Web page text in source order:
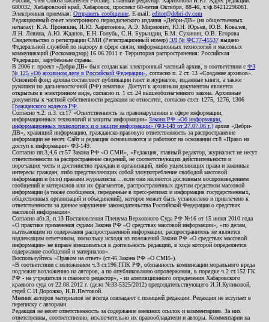
680032, Хабаровский край, Хабаровск, проспект 60-летия Октября, 88-46, т./ф.84212296081.
Электронная приемная: Отправить сообщение . E-mail: editor@debri-dv.com
Редакционный совет электронного периодического издания «Дебри-ДВ» (на общественных
началах): К.А. Пронякин, И.Ю. Харитонова, А.Э. Мирмович, Ю.Н. Юрьев, Ю.В. Ковалев,
Л.Н. Левина, А.Ю. Жданов, Е.Н. Голубь, С.Н. Бурындин, Б.М. Сухинин, О.В. Егорова
Свидетельство о регистрации СМИ (Регистрационный номер) ЭЛ № ФС77-45537 выдано
Федеральной службой по надзору в сфере связи, информационных технологий и массовых
коммуникаций (Роскомнадзор) 16.06.2011 г. Территория распространения: Российская
Федерация, зарубежные страны.
В 2006 г. проект «Дебри-ДВ» был создан как электронный частный архив, в соответствии с ФЗ
№ 125 «Об архивном деле в Российской Федерации» , согласно п. 2 ст. 13 «Создание архивов».
Основной фонд архива составляют публикации газет и журналов, изданные книги, а также
рукописи по дальневосточной (РФ) тематике. Доступ к архивным документам является
открытым в электронном виде, согласно п. 1 ст. 24 вышеобозначенного закона. Архивные
документы к частной собственности редакции не относятся, согласно ст.ст. 1275, 1276, 1306
Гражданского кодекса РФ
Согласно ч.2. п.3. ст.17 «Ответственность за правонарушения в сфере информации,
информационных технологий и защиты информации» Закона РФ «Об информации,
информационных технологиях и о защите информации» (ФЗ-149 от 27.07.06 г.) архив «Дебри-
ДВ», хранящий информацию, гражданско-правовую ответственность за распространение
информации не несет. Сайт и редакция основываются и работают на основании ст.8 «Право на
доступ к информации» ФЗ-149.
Согласно пп.3,4,6 ст.57 Закона РФ «О СМИ», «Редакция, главный редактор, журналист не несут
ответственности за распространение сведений, не соответствующих действительности и
порочащих честь и достоинство граждан и организаций, либо ущемляющих права и законные
интересы граждан, либо представляющих собой злоупотребление свободой массовой
информации и (или) правами журналиста: ...если они являются дословным воспроизведением
сообщений и материалов или их фрагментов, распространенных другим средством массовой
информации (а также сообщения, переданные в пресс-релизах и информация государственных,
общественных организаций и объединений), которое может быть установлено и привлечено к
ответственности за данное нарушение законодательства Российской Федерации о средствах
массовой информации».
Согласно абз.3, п.13 Постановления Пленума Верховного Суда РФ №16 от 15 июня 2010 года
«О практике применения судами Закона РФ «О средствах массовой информации», «по делам,
вытекающим из содержания распространенной информации, распространитель не является
надлежащим ответчиком, поскольку исходя из положений Закона РФ «О средствах массовой
информации» не вправе вмешиваться в деятельность редакции, в ходе которой определяется
содержание сообщений и материалов».
Воспользуйтесь «Правом на ответ» (ст.46 Закона РФ «О СМИ»).
«В соответствии с положением ч.3 ст.196 ГПК РФ, обязанность компенсации морального вреда
подлежит возложению на авторов, а по опубликованию опровержения, в порядке ч.2 ст.152 ГК
РФ - на учредителя и главного редактор», - из апелляционного определения Хабаровского
краевого суда от 22.08.2012 г. (дело №33-5325/2012) председательствующего И.И.Куликовой,
судей С.И.Дорожко, Н.В.Пестовой.
Мнения авторов материалов не всегда совпадают с позицией редакции. Редакция не вступает в
переписку с авторами.
Редакция не несет ответственность за содержание внешних ссылок и комментариев. За них
ответственны, соответственно, исключительно их правообладатели и авторы. Комментарии на